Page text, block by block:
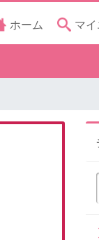
ホーム マ